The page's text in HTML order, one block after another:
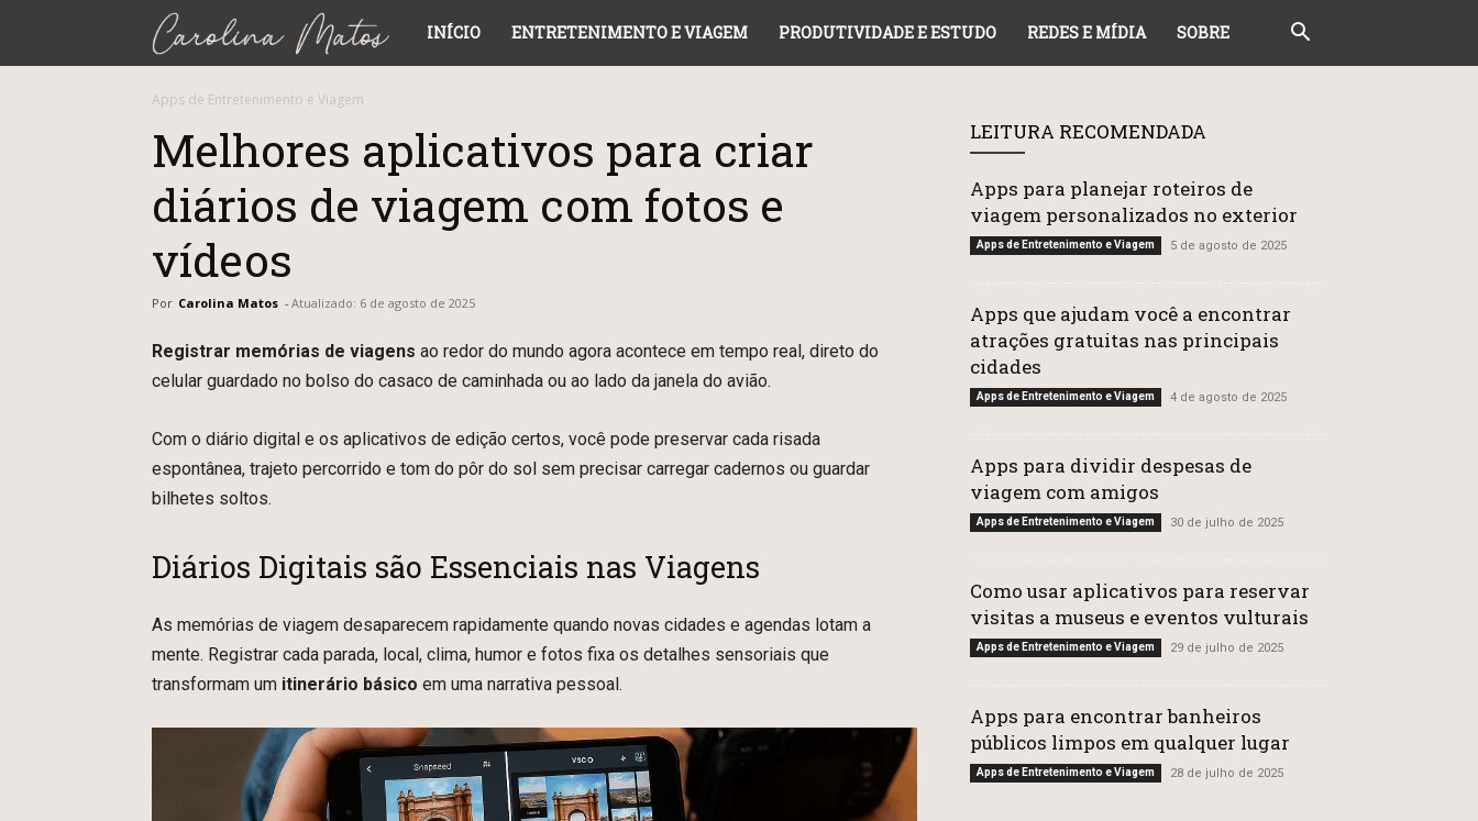
Carolina
INÍCIO ENTRETENIMENTO E VIAGEM PRODUTIVIDADE E ESTUDO REDES E MÍDIA SOBRE
Apps de Entretenimento e Viagem
Melhores aplicativos para criar
diários de viagem com fotos e
vídeos
Por Carolina Matos - Atualizado: 6 de agosto de 2025
Registrar memórias de viagens ao redor do mundo agora acontece em tempo real, direto do
celular guardado no bolso do casaco de caminhada ou ao lado da janela do avião.
Com o diário digital e os aplicativos de edição certos, você pode preservar cada risada
espontânea, trajeto percorrido e tom do pôr do sol sem precisar carregar cadernos ou guardar
bilhetes soltos.
Diários Digitais são Essenciais nas Viagens
As memórias de viagem desaparecem rapidamente quando novas cidades e agendas lotam a
mente. Registrar cada parada, local, clima, humor e fotos fixa os detalhes sensoriais que
transformam um itinerário básico em uma narrativa pessoal.
LEITURA RECOMENDADA
Apps para planejar roteiros de
viagem personalizados no exterior
Apps de Entretenimento e Viagem 5 de agosto de 2025
Apps que ajudam você a encontrar
atrações gratuitas nas principais
cidades
Apps de Entretenimento e Viagem 4 de agosto de 2025
Apps para dividir despesas de
viagem com amigos
Apps de Entretenimento e Viagem 30 de julho de 2025
Como usar aplicativos para reservar
visitas a museus e eventos vulturais
Apps de Entretenimento e Viagem 29 de julho de 2025
Apps para encontrar banheiros
públicos limpos em qualquer lugar
Apps de Entretenimento e Viagem 28 de julho de 2025